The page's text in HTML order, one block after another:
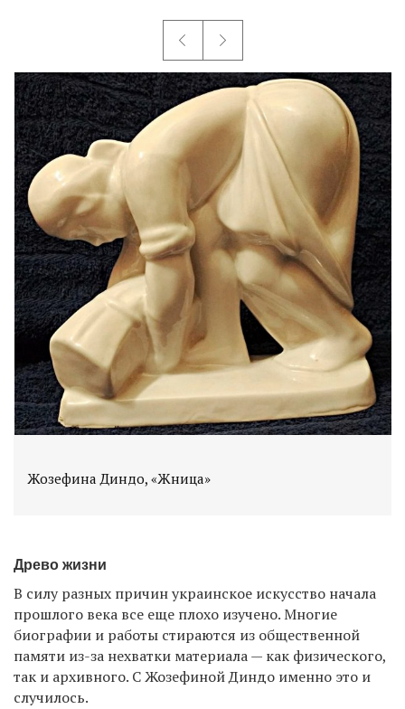
Жозефина Диндо, «Жница»
Древо жизни
В силу разных причин украинское искусство начала
прошлого века все еще плохо изучено. Многие
биографии и работы стираются из общественной
памяти из-за нехватки материала — как физического,
так и архивного. С Жозефиной Диндо именно это и
случилось.